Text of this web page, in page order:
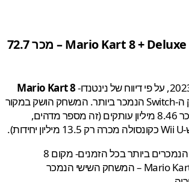
Mario Kart 8 +
(2014) – מכר 72.7
Mario Kart 8
הוא משחק ה-Switch הנמכר ביותר. המשחק הושק במקור
ב-Wii U, שם הוא מכר 8.46 מיליון עותקים (זה מספר מדהים,
Mario Kart 8 + Deluxe – המשחק השישי הנמכר